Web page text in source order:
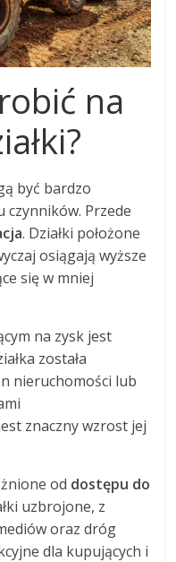
na
być bardzo
czynników. Przede
. Działki położone
osiągają wyższe
się w mniej
na zysk jest
została
nieruchomości lub
znaczny wzrost jej
od dostępu do
uzbrojone, z
oraz dróg
dla kupujących i